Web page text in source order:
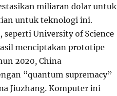
miliaran dolar untuk
untuk teknologi ini.
University of Science
menciptakan prototipe
2020, China
“quantum supremacy”
Jiuzhang. Komputer ini